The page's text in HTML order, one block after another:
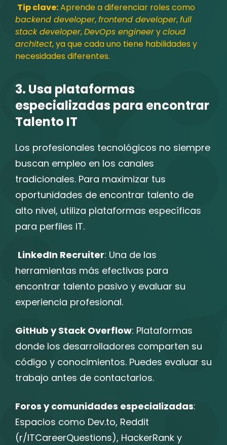
Tip clave:Aprende a diferenciar roles como
backend developer,frontend developer,full
stack developer,DevOps engineerycloud
architect, ya que cada uno tiene habilidades y
necesidades diferentes.
3. Usa plataformas
especializadas para encontrar
Talento IT
Los profesionales tecnológicos no siempre
buscan empleo en los canales
tradicionales. Para maximizar tus
oportunidades de encontrar talento de
alto nivel, utiliza plataformas específicas
para perfiles IT.
LinkedIn Recruiter: Una de las
herramientas más efectivas para
encontrar talento pasivo y evaluar su
experiencia profesional.
GitHub y Stack Overflow: Plataformas
donde los desarrolladores comparten su
código y conocimientos. Puedes evaluar su
trabajo antes de contactarlos.
Foros y comunidades especializadas:
Espacios como Dev.to, Reddit
(r/ITCareerQuestions), HackerRank y